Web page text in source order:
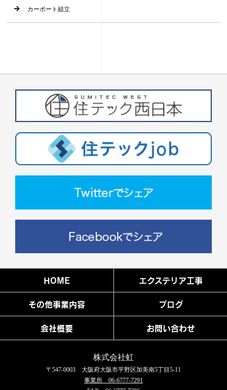
カーポート組立
HOME エクステリア工事
その他事業内容 ブログ
会社概要 お問い合わせ
株式会社虹
〒547-0003 大阪府大阪市平野区加美南5丁目5-11
事業所 06-6777-7291